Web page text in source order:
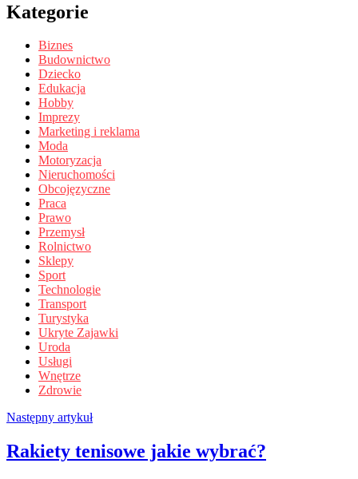
Kategorie
Biznes
Budownictwo
Dziecko
Edukacja
Hobby
Imprezy
Marketing i reklama
Moda
Motoryzacja
Nieruchomości
Obcojęzyczne
Praca
Prawo
Przemysł
Rolnictwo
Sklepy
Sport
Technologie
Transport
Turystyka
Ukryte Zajawki
Uroda
Usługi
Wnętrze
Zdrowie
Następny artykuł
Rakiety tenisowe jakie wybrać?